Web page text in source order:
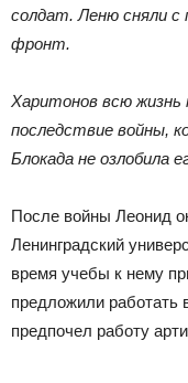
солдат. Леню сняли с
фронт.
Харитонов всю жизнь
последствие войны,
Блокада не озлобила
После войны Леонид
Ленинградский
время учебы к нему
предложили работать
предпочел работу